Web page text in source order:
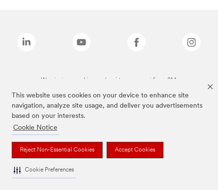
This website uses cookies on your device to enhance site
navigation, analyze site usage, and deliver you advertisements
based on your interests.
Cookie Notice
Reject Non-Essential Cookies Accept Cookies
Cookie Preferences
Wymienione marki są znakami towarowymi firmy 3M.